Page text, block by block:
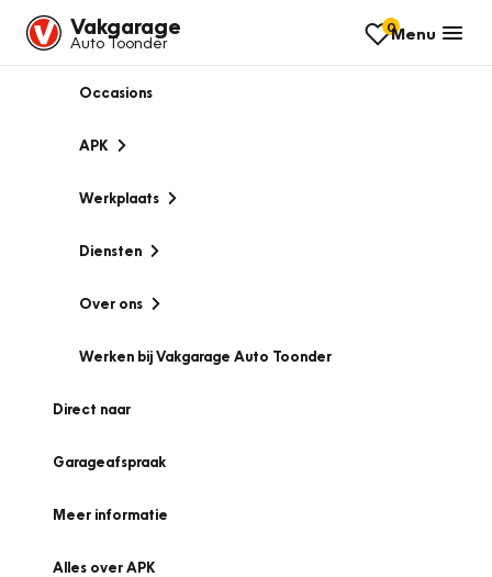
Vakgarage
Auto Toonder
0Menu
Occasions
APK
Werkplaats
Diensten
Over ons
Werken bij Vakgarage Auto Toonder
Direct naar
Garageafspraak
Meer informatie
Alles over APK